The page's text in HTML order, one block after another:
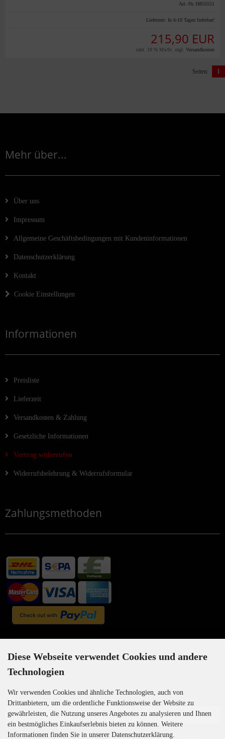
Art.-Nr.:H855551
Lieferzeit: In 6-10 Tagen lieferbar!
215,90 EUR
inkl. 19 % MwSt. zzgl. Versandkosten
Seiten: 1
Mehr über...
Über uns
Impressum
Allgemeine Geschäftsbedingungen mit Kundeninformationen
Datenschutzerklärung
Kontakt
Cookie Einstellungen
Informationen
Preisliste
Lieferzeit
Versandkosten & Zahlung
Gesetzliche Informationen
Vertrag widerrufen
Widerrufsbelehrung & Widerrufsformular
Zahlungsmethoden
Newsletter-Anmeldung
E-Mail-Adresse:
Der Newsletter kann jederzeit hier oder in Ihrem Kundenkonto abbestellt werden.
Diese Webseite verwendet Cookies und andere
Technologien
Wir verwenden Cookies und ähnliche Technologien, auch von
Drittanbietern, um die ordentliche Funktionsweise der Website zu
gewährleisten, die Nutzung unseres Angebotes zu analysieren und Ihnen
ein bestmögliches Einkaufserlebnis bieten zu können. Weitere
Informationen finden Sie in unserer Datenschutzerklärung.